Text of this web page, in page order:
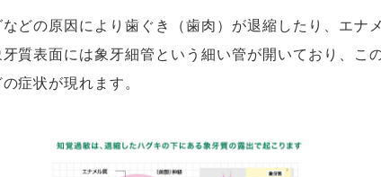
どの原因により歯ぐき（歯肉）が退縮したり、エナ
質表面には象牙細管という細い管が開いており、こ
症状が現れます。